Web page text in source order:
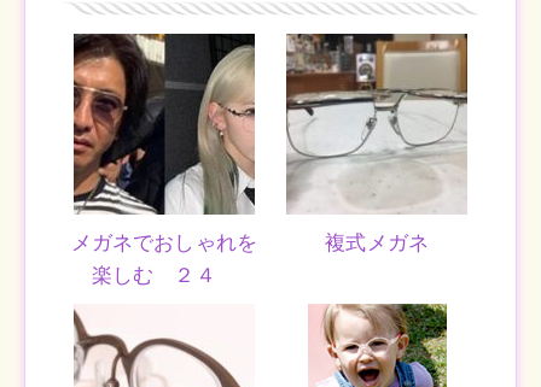
メガネでおしゃれを
楽しむ ２４
複式メガネ